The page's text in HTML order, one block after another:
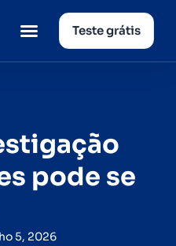
Teste grátis
pode se
5, 2026